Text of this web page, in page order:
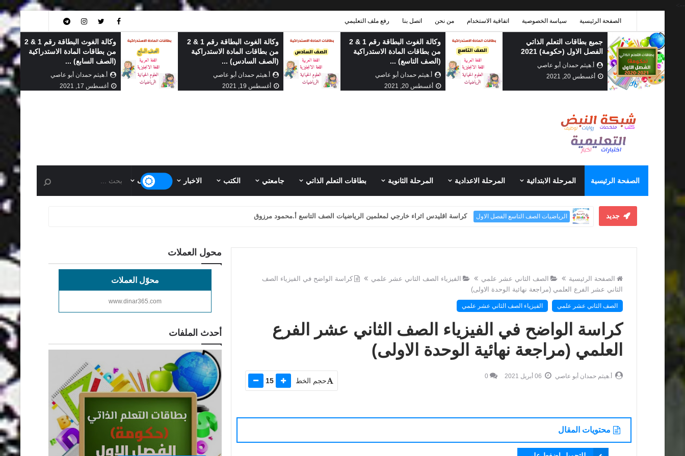
-->
الصفحة الرئيسية سياسة الخصوصية اتفاقية الاستخدام من نحن اتصل بنا رفع ملف التعليمي
جميع بطاقات التعلم الذاتي
الفصل الاول (حكومة) 2021
أ.هيثم حمدان أبو عاصي
أغسطس 20, 2021
وكالة الغوث البطاقة رقم 1 & 2
من بطاقات المادة الاستدراكية
(الصف التاسع) ...
أ.هيثم حمدان أبو عاصي
أغسطس 20, 2021
وكالة الغوث البطاقة رقم 1 & 2
من بطاقات المادة الاستدراكية
(الصف السادس) ...
أ.هيثم حمدان أبو عاصي
أغسطس 19, 2021
وكالة الغوث البطاقة رقم 1 & 2
من بطاقات المادة الاستدراكية
(الصف السابع) ...
أ.هيثم حمدان أبو عاصي
أغسطس 17, 2021
الصفحة الرئيسية المرحلة الابتدائية المرحلة الاعدادية المرحلة الثانوية بطاقات التعلم الذاتي جامعتي الكتب الاخبار التوظيف
جديد الرياضيات الصف التاسع الفصل الاول كراسة اقليدس اثراء خارجي لمعلمين الرياضيات الصف التاسع أ.محمود مرزوق
الصفحة الرئيسية الصف الثاني عشر علمي الفيزياء الصف الثاني عشر علمي
كراسة الواضح في الفيزياء الصف
الثاني عشر الفرع العلمي (مراجعة نهائية الوحدة الاولى)
الصف الثاني عشر علمي الفيزياء الصف الثاني عشر علمي
كراسة الواضح في الفيزياء الصف الثاني عشر الفرع
العلمي (مراجعة نهائية الوحدة الاولى)
أ.هيثم حمدان أبو عاصي 0
حجم الخط 15
محتويات المقال
محول العملات
محوّل العملات
www.dinar365.com
أحدث الملفات